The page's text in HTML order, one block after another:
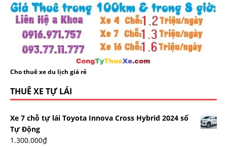
Cho thuê xe du lịch giá rẻ
THUÊ XE TỰ LÁI
Xe 7 chỗ tự lái Toyota Innova Cross Hybrid 2024 số
Tự Động
1.300.000₫